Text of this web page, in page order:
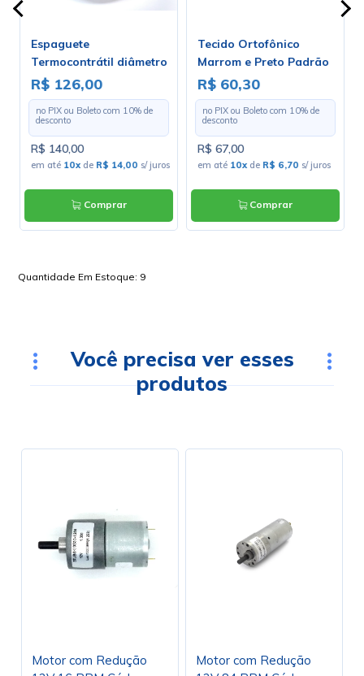
Espaguete
Termocontrátil diâmetro
de 3.2mm - Rolo Com 100
Metros
R$ 126,00
no PIX ou Boleto com 10% de
desconto
R$ 140,00
em até 10xde R$ 14,00 s/ juros
Comprar
Tecido Ortofônico
Marrom e Preto Padrão
203-1-10 - Largura 1,30m
- Preço por Metro
R$ 60,30
no PIX ou Boleto com 10% de
desconto
R$ 67,00
em até 10xde R$ 6,70 s/ juros
Comprar
Quantidade Em Estoque: 9
Você precisa ver esses
produtos
Motor com Redução
Motor com Redução